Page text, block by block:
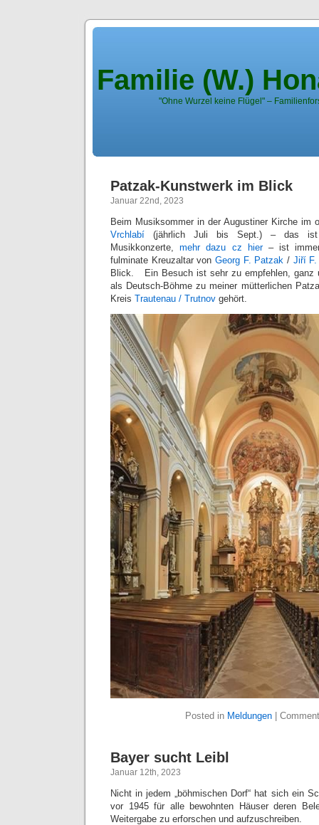
Familie (W.)
"Ohne Wurzel keine Flügel" –
Patzak-Kunstwerk im Blick
Januar 22nd, 2023
Beim Musiksommer in der Augustiner Kirche im
Vrchlabí (jährlich Juli bis Sept.) – das ist
Musikkonzerte,mehr dazu cz hier– ist immer
fulminate Kreuzaltar von Georg F. Patzak / Jiří
Blick. Ein Besuch ist sehr zu empfehlen, ganz
als Deutsch-Böhme zu meiner mütterlichen
Kreis Trautenau / Trutnov gehört.
Posted in Meldungen
Bayer sucht Leibl
Januar 12th, 2023
Nicht in jedem „böhmischen Dorf“ hat sich ein
vor 1945 für alle bewohnten Häuser deren
Weitergabe zu erforschen und aufzuschreiben.